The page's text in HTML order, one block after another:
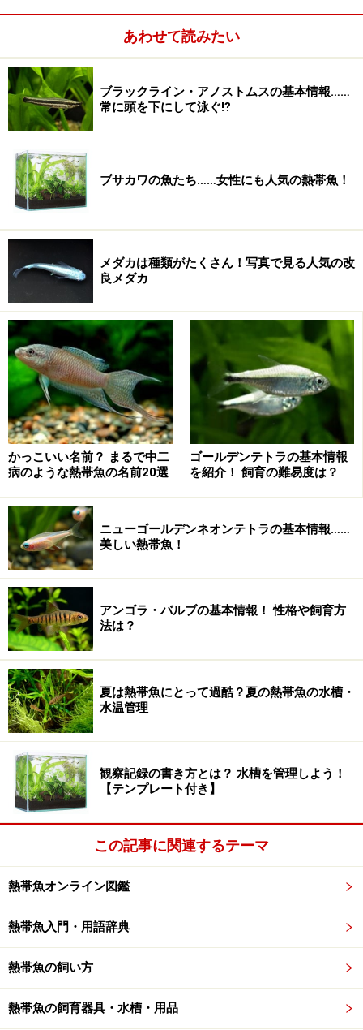
それらが用意できないのであれば、飼育すべき魚ではな
い。廉価で販売されるため、ショップへの引き取り依頼
も多く、また残念ながら河川などへの密放流も報告され
ている。
改良種として
レッドオスカー
タイガーオスカー
アルビノオスカー
などが知られている。またそれらの、ロングフィンタイ
養殖個体とは別に、採集地を付したワイルド個体も少数
な派手さは無いものの、野趣溢れる美しいタイプが存在
する。現地では重要な食用魚とされているそうだ。現地
でのCommon Nameをみても、非常に多くの呼び名が存
在し、ポピュラーな存在であることが伺い知れる。ハワ
イやシンガポールなど、幾つかの温暖な地域への帰化も
確認されている。
参考WEB
※記事内容は執筆時点のものです。最新の内容をご確認くださ
い。
※ペットは、種類や体格（体重、サイズ、成長）などにより個体
差があります。記事内容は全ての個体へ一様に当てはまるわけで
はありません。
あわせて読みたい
ブラックライン・アノストムスの基本情報……
常に頭を下にして泳ぐ⁉
ブサカワの魚たち……女性にも人気の熱帯魚！
メダカは種類がたくさん！写真で見る人気の改
良メダカ
かっこいい名前？ まるで中二
病のような熱帯魚の名前20選
ゴールデンテトラの基本情報
を紹介！ 飼育の難易度は？
ニューゴールデンネオンテトラの基本情報……
美しい熱帯魚！
アンゴラ・バルブの基本情報！ 性格や飼育方
法は？
夏は熱帯魚にとって過酷？夏の熱帯魚の水槽・
水温管理
観察記録の書き方とは？ 水槽を管理しよう！
【テンプレート付き】
この記事に関連するテーマ
熱帯魚オンライン図鑑
熱帯魚入門・用語辞典
熱帯魚の飼い方
熱帯魚の飼育器具・水槽・用品